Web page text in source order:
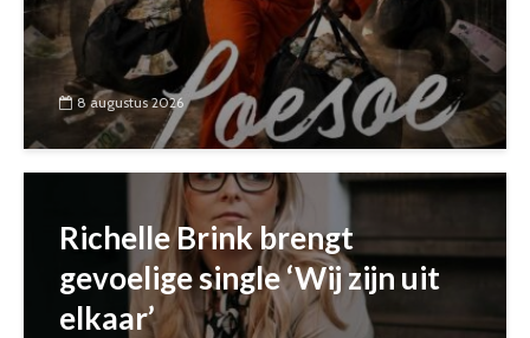
8 augustus 2026
Richelle Brink brengt
gevoelige single ‘Wij zijn uit
elkaar’